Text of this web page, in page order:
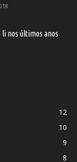
li nos últimos anos
12
10
9
8